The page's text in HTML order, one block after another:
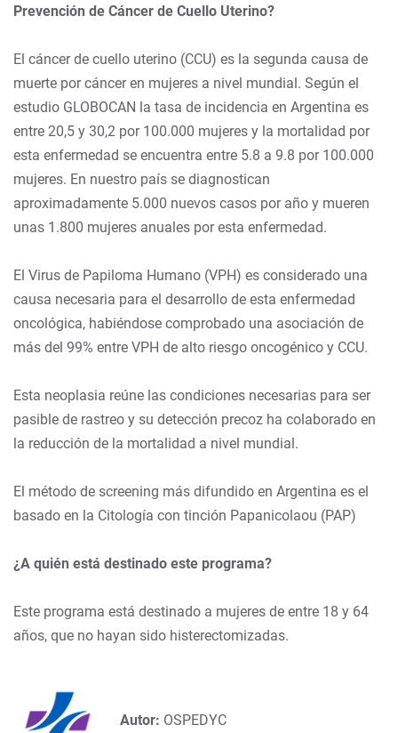
Prevención de Cáncer de Cuello Uterino?
El cáncer de cuello uterino (CCU) es la segunda causa de
muerte por cáncer en mujeres a nivel mundial. Según el
estudio GLOBOCAN la tasa de incidencia en Argentina es
entre 20,5 y 30,2 por 100.000 mujeres y la mortalidad por
esta enfermedad se encuentra entre 5.8 a 9.8 por 100.000
mujeres. En nuestro país se diagnostican
aproximadamente 5.000 nuevos casos por año y mueren
unas 1.800 mujeres anuales por esta enfermedad.
El Virus de Papiloma Humano (VPH) es considerado una
causa necesaria para el desarrollo de esta enfermedad
oncológica, habiéndose comprobado una asociación de
más del 99% entre VPH de alto riesgo oncogénico y CCU.
Esta neoplasia reúne las condiciones necesarias para ser
pasible de rastreo y su detección precoz ha colaborado en
la reducción de la mortalidad a nivel mundial.
El método de screening más difundido en Argentina es el
basado en la Citología con tinción Papanicolaou (PAP)
¿A quién está destinado este programa?
Este programa está destinado a mujeres de entre 18 y 64
años, que no hayan sido histerectomizadas.
Autor: OSPEDYC